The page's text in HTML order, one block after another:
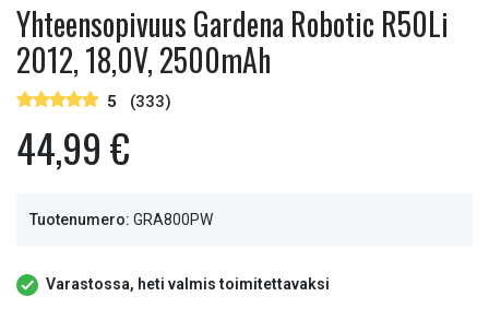
Yhteensopivuus Gardena Robotic R50Li
2012, 18,0V, 2500mAh
5 (333)
44,99 €
Tuotenumero: GRA800PW
Varastossa, heti valmis toimitettavaksi